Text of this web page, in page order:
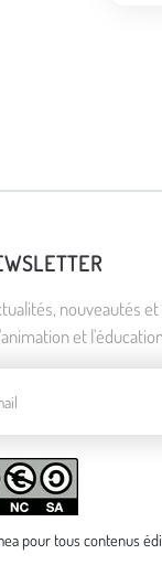
nouveautés
et
pour tous contenus